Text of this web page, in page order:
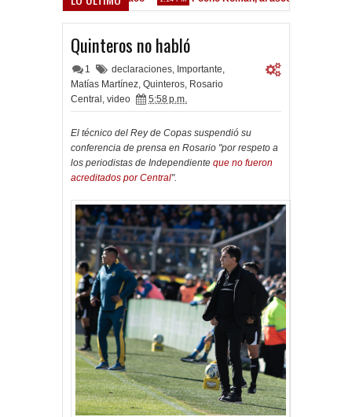
Quinteros no habló
1 declaraciones, Importante,
Matías Martínez, Quinteros, Rosario
Central , video 5:58 p.m.
El técnico del Rey de Copas suspendió su
conferencia de prensa en Rosario "por respeto a
los periodistas de Independiente que no fueron
acreditados por Central".